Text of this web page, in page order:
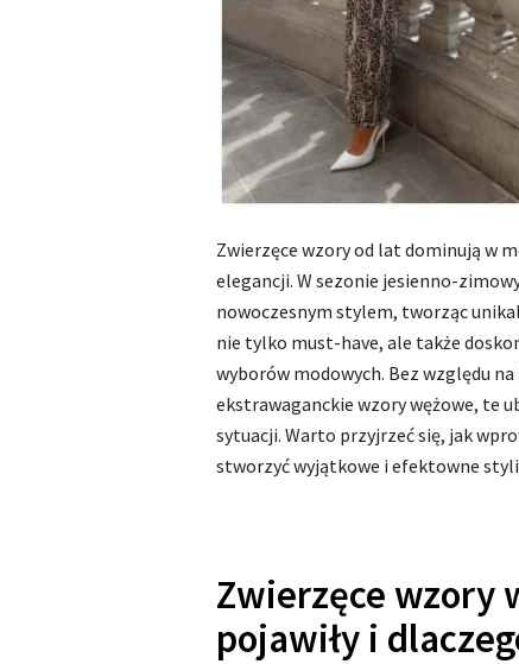
Zwierzęce wzory od lat dominują w
elegancji. W sezonie jesienno-
nowoczesnym stylem, tworząc
nie tylko must-have, ale także
wyborów modowych. Bez względu
ekstrawaganckie wzory wężowe, te
sytuacji. Warto przyjrzeć się, jak
stworzyć wyjątkowe i efektowne
Zwierzęce wzory
pojawiły i